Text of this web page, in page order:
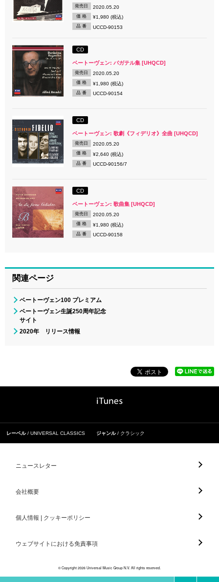
発売日 2020.05.20
価 格 ¥1,980 (税込)
品 番 UCCD-90153
CD
ベートーヴェン: バガテル集 [UHQCD]
発売日 2020.05.20
価 格 ¥1,980 (税込)
品 番 UCCD-90154
CD
ベートーヴェン: 歌劇《フィデリオ》全曲 [UHQCD]
発売日 2020.05.20
価 格 ¥2,640 (税込)
品 番 UCCD-90156/7
CD
ベートーヴェン: 歌曲集 [UHQCD]
発売日 2020.05.20
価 格 ¥1,980 (税込)
品 番 UCCD-90158
関連ページ
ベートーヴェン100 プレミアム
ベートーヴェン生誕250周年記念
サイト
2020年 リリース情報
レーベル UNIVERSAL CLASSICS ジャンル クラシック
ニュースレター
会社概要
個人情報 | クッキーポリシー
ウェブサイトにおける免責事項
© Copyright 2026 Universal Music Group N.V. All rights reserved.